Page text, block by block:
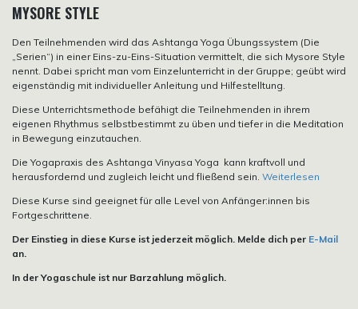
MYSORE STYLE
Den Teilnehmenden wird das Ashtanga Yoga Übungssystem (Die
„Serien“) in einer Eins-zu-Eins-Situation vermittelt, die sich Mysore Style
nennt. Dabei spricht man vom Einzelunterricht in der Gruppe; geübt wird
eigenständig mit individueller Anleitung und Hilfestelltung.
Diese Unterrichtsmethode befähigt die Teilnehmenden in ihrem
eigenen Rhythmus selbstbestimmt zu üben und tiefer in die Meditation
in Bewegung einzutauchen.
Die Yogapraxis des Ashtanga Vinyasa Yoga kann kraftvoll und
herausfordernd und zugleich leicht und fließend sein. Weiterlesen
Diese Kurse sind geeignet für alle Level von Anfänger:innen bis
Fortgeschrittene.
Der Einstieg in diese Kurse ist jederzeit möglich. Melde dich per E-Mail
an.
In der Yogaschule ist nur Barzahlung möglich.